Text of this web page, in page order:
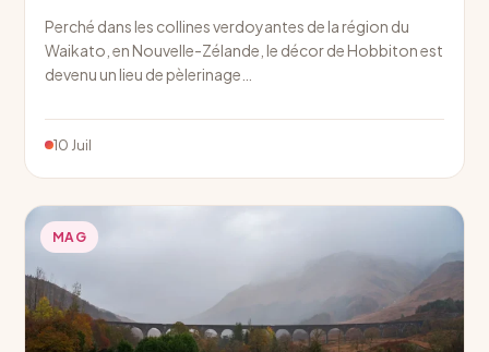
Perché dans les collines verdoyantes de la région du
Waikato, en Nouvelle-Zélande, le décor de Hobbiton est
devenu un lieu de pèlerinage…
10 Juil
MAG